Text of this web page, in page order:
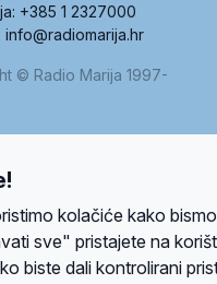
+385 1 2327000
© Radio Marija 1997-
Google reCAPTCHA
kolačiće kako
sve" pristajete na
biste dali kontrolirani